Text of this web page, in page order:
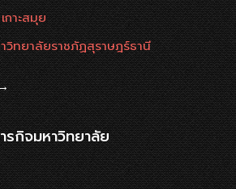
าะสมุย
วิทยาลัยราชภัฏสุราษฎร์ธานี
รกิจมหาวิทยาลัย